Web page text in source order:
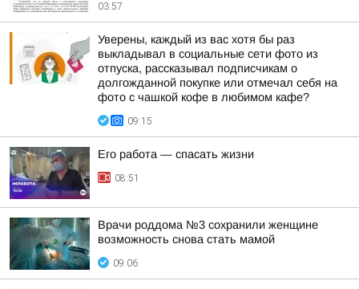
03:57
Уверены, каждый из вас хотя бы раз
выкладывал в социальные сети фото из
отпуска, рассказывал подписчикам о
долгожданной покупке или отмечал себя на
фото с чашкой кофе в любимом кафе?
09:15
Его работа — спасать жизни
08:51
Врачи роддома №3 сохранили женщине
возможность снова стать мамой
09:06